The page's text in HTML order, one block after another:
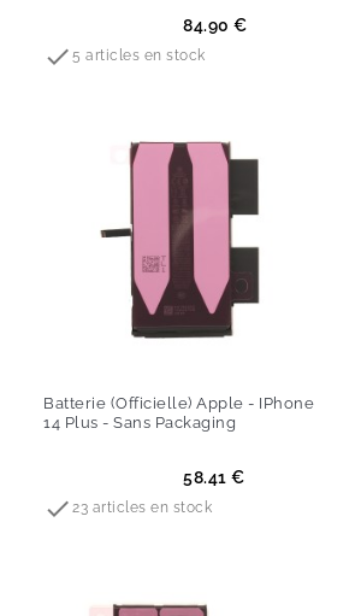
84.90 €
 5 articles en stock
Batterie (Officielle) Apple - IPhone
14 Plus - Sans Packaging
58.41 €
 23 articles en stock